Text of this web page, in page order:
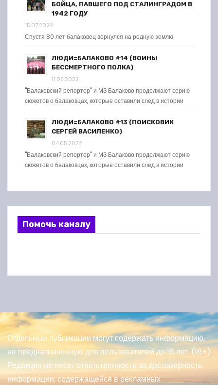
БОЙЦА, ПАВШЕГО ПОД СТАЛИНГРАДОМ В
1942 ГОДУ
15.07.2022
Спустя 80 лет балаковец вернулся на родную землю
ЛЮДИ=БАЛАКОВО #14 (ВОИНЫ
БЕССМЕРТНОГО ПОЛКА)
11.05.2022
"Балаковский репортер" и МЗ Балаково продолжают серию
сюжетов о балаковцах, которые оставили след в истории
ЛЮДИ=БАЛАКОВО #13 (ПОИСКОВИК
СЕРГЕЙ ВАСИЛЕНКО)
04.05.2022
"Балаковский репортер" и МЗ Балаково продолжают серию
сюжетов о балаковцах, которые оставили след в истории
Помочь каналу
Отдельные публикации могут содержать информацию,
не предназначенную для пользователей до 16 лет. (16+)
Редакция не несет ответственности за достоверность
информации, содержащейся в рекламных